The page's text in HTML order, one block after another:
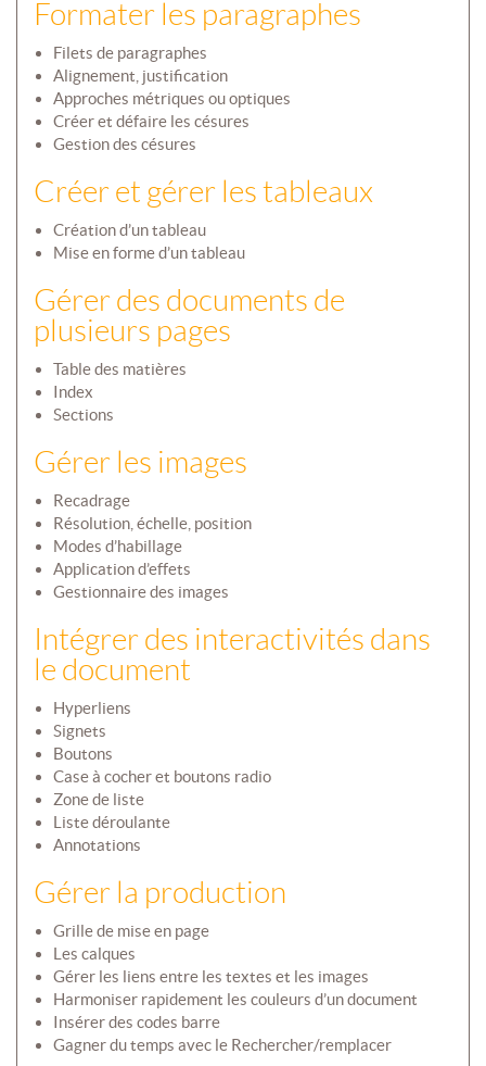
Formater les paragraphes
Filets de paragraphes
Alignement, justification
Approches métriques ou optiques
Créer et défaire les césures
Gestion des césures
Créer et gérer les tableaux
Création d’un tableau
Mise en forme d’un tableau
Gérer des documents de
plusieurs pages
Table des matières
Index
Sections
Gérer les images
Recadrage
Résolution, échelle, position
Modes d’habillage
Application d’effets
Gestionnaire des images
Intégrer des interactivités dans
le document
Hyperliens
Signets
Boutons
Case à cocher et boutons radio
Zone de liste
Liste déroulante
Annotations
Gérer la production
Grille de mise en page
Les calques
Gérer les liens entre les textes et les images
Harmoniser rapidement les couleurs d’un document
Insérer des codes barre
Gagner du temps avec le Rechercher/remplacer